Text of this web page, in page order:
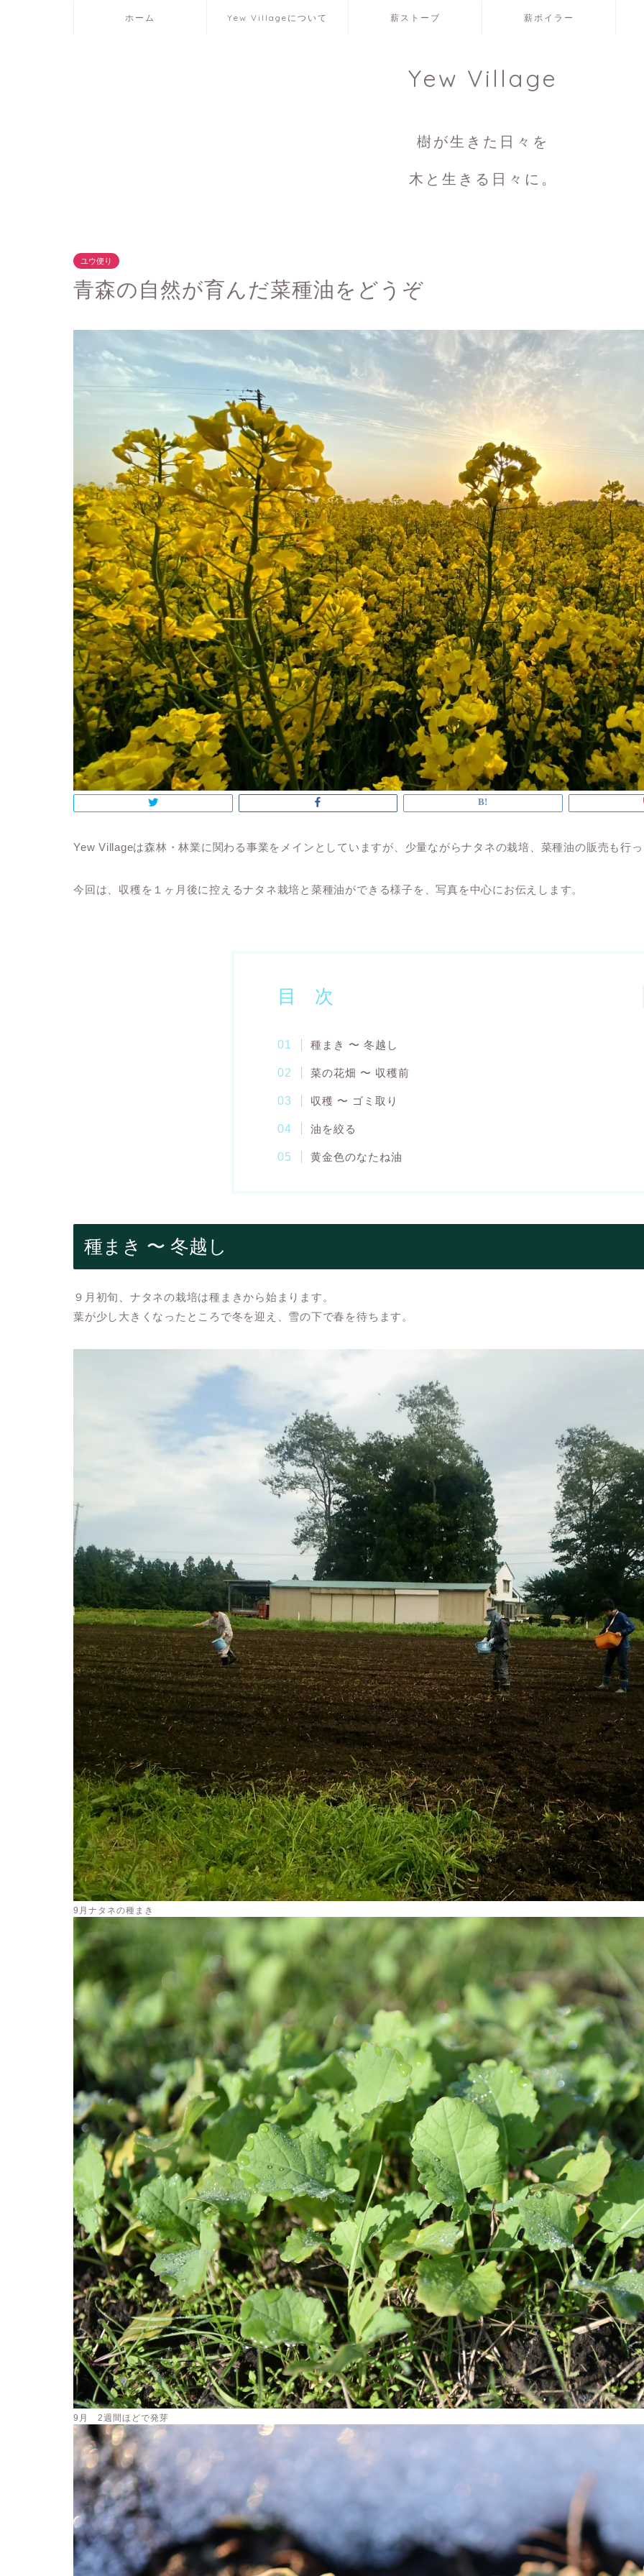
ホーム Yew Villageについて 薪ストーブ 薪ボイラー
Yew Village
樹が生きた日々を
木と生きる日々に。
ユウ便り
青森の自然が育んだ菜種油をどうぞ
Yew Villageは森林・林業に関わる事業をメインとしていますが、少量ながらナタネの栽培、菜種油の販売も行っ
今回は、収穫を１ヶ月後に控えるナタネ栽培と菜種油ができる様子を、写真を中心にお伝えします。
目 次
種まき 〜 冬越し
菜の花畑 〜 収穫前
収穫 〜 ゴミ取り
油を絞る
黄金色のなたね油
種まき 〜 冬越し
９月初旬、ナタネの栽培は種まきから始まります。
葉が少し大きくなったところで冬を迎え、雪の下で春を待ちます。
9月ナタネの種まき
9月 2週間ほどで発芽